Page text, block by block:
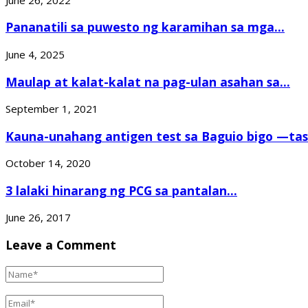
Pananatili sa puwesto ng karamihan sa mga...
June 4, 2025
Maulap at kalat-kalat na pag-ulan asahan sa...
September 1, 2021
Kauna-unahang antigen test sa Baguio bigo
October 14, 2020
3 lalaki hinarang ng PCG sa pantalan...
June 26, 2017
Leave a Comment